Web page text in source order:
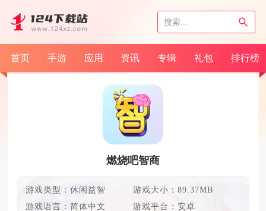
首页 手游 应用 资讯 专辑 礼包 排行榜
燃烧吧智商
游戏类型：休闲益智
游戏大小：89.37MB
游戏语言： 简体中文
游戏平台：安卓